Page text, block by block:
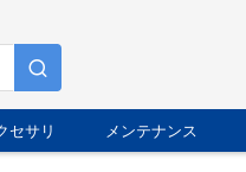
セサリ メンテナンス